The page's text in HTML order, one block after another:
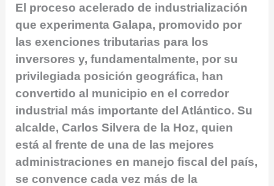
El proceso acelerado de industrialización
que experimenta Galapa, promovido por
las exenciones tributarias para los
inversores y, fundamentalmente, por su
privilegiada posición geográfica, han
convertido al municipio en el corredor
industrial más importante del Atlántico. Su
alcalde, Carlos Silvera de la Hoz, quien
está al frente de una de las mejores
administraciones en manejo fiscal del país,
se convence cada vez más de la